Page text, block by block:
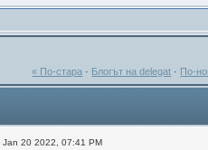
« По-стара · Блогът на delegat · По-
Jan 20 2022, 07:41 PM